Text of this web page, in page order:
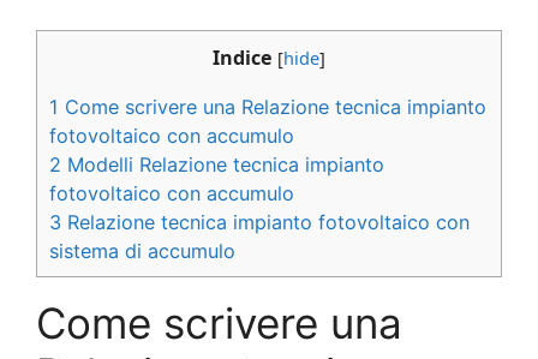
Indice [hide]
1 Come scrivere una Relazione tecnica impianto
fotovoltaico con accumulo​​
2 Modelli Relazione tecnica impianto
fotovoltaico con accumulo​​
3 Relazione tecnica impianto fotovoltaico con
sistema di accumulo
Come scrivere una